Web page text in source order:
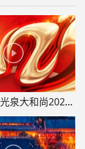
杭州灵隐寺光泉大和尚2025年新年致辞